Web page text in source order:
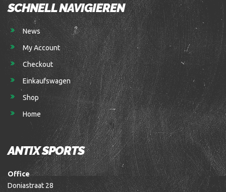
SCHNELL NAVIGIEREN
News
My Account
Checkout
Einkaufswagen
Shop
Home
ANTIX SPORTS
Office
Doniastraat 28